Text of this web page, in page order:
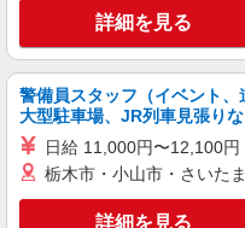
月 別途深
改善交付金
福岡県
キープ
詳細を見る
警備員スタッフ（イベント、
大型駐車場、JR列車見張りな
日給 11,000円〜12,100円
栃木市・小山市・さいた
詳細を見る